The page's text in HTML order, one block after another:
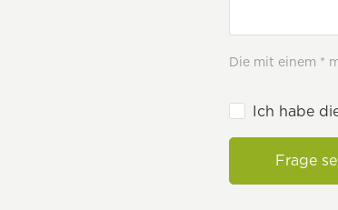
Die mit einem *
Ich habe
Frage